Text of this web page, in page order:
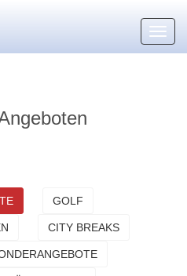
GOLF
CITY BREAKS